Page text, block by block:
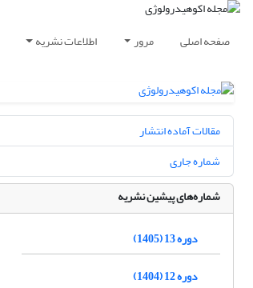
صفحه اصلی مرور اطلاعات نشریه
مقالات آماده انتشار
شماره جاری
شماره‌های پیشین نشریه
دوره 13 (1405)
دوره 12 (1404)